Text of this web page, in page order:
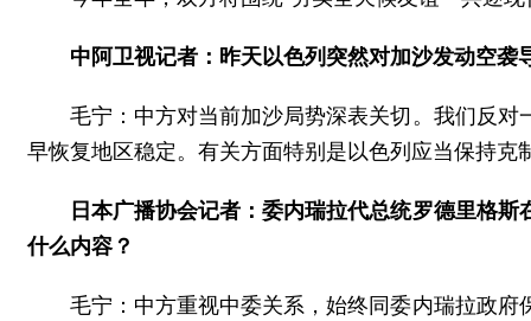
中阿卫视记者：昨天以色列突然对加沙发动空
毛宁：中方对当前加沙局势深表关切。我们反
早恢复地区稳定。有关方面特别是以色列应当保持克
日本广播协会记者：委内瑞拉代总统罗德里格
什么内容？
毛宁：中方重视中委关系，始终同委内瑞拉政